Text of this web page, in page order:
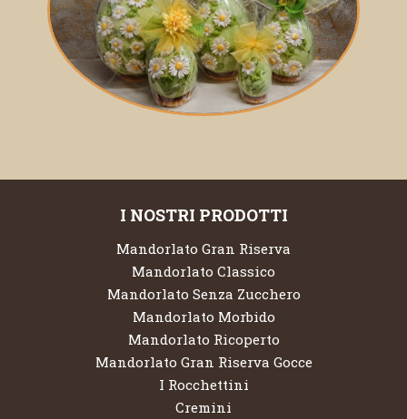
I NOSTRI PRODOTTI
Mandorlato Gran Riserva
Mandorlato Classico
Mandorlato Senza Zucchero
Mandorlato Morbido
Mandorlato Ricoperto
Mandorlato Gran Riserva Gocce
I Rocchettini
Cremini